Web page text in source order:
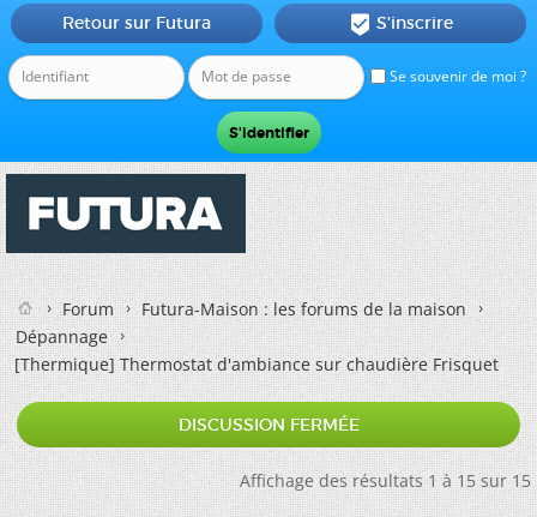
Se souvenir de moi ?
Retour sur Futura  S'inscrire
Forum
Futura-Maison : les forums de la maison
Dépannage
[Thermique]Thermostat d'ambiance sur chaudière Frisquet
DISCUSSION FERMÉE
Affichage des résultats 1 à 15 sur 15